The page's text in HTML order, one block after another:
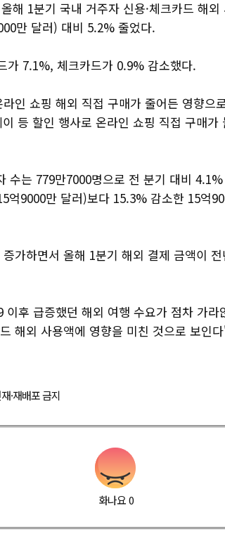
해 1분기 국내 거주자 신용·체크카드 해
만 달러) 대비 5.2% 줄었다.
가 7.1%, 체크카드가 0.9% 감소했다.
인 쇼핑 해외 직접 구매가 줄어든 영향으
등 할인 행사로 온라인 쇼핑 직접 구매가
수는 779만7000명으로 전 분기 대비
억9000만 달러)보다 15.3% 감소한 15억
가하면서 올해 1분기 해외 결제 금액이
후 급증했던 해외 여행 수요가 점차 가라
해외 사용액에 영향을 미친 것으로 보인
·재배포 금지
화나요0